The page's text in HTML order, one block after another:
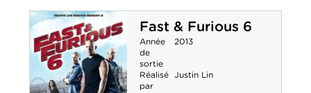
Armées
Fast & Furious 6
Année
de
sortie
2013
Réalisé
par
Justin Lin